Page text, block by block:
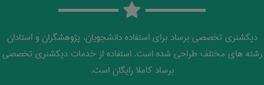
دیکشنری تخصصی برساد برای استفاده دانشجویان، پژوهشگران و استادان
رشته های مختلف طراحی شده است. استفاده از خدمات دیکشنری تخصصی
برساد کاملا رایگان است.